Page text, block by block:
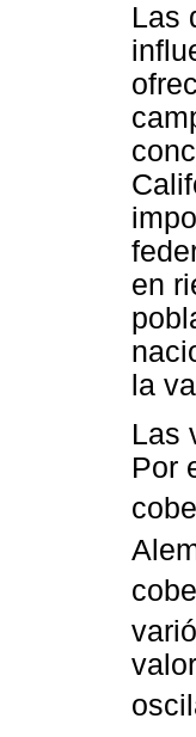
Las
en
la
Las
Por